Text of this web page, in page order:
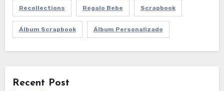
Recollections Regalo Bebe Scrapbook
Álbum Scrapbook Álbum Personalizado
Recent Post